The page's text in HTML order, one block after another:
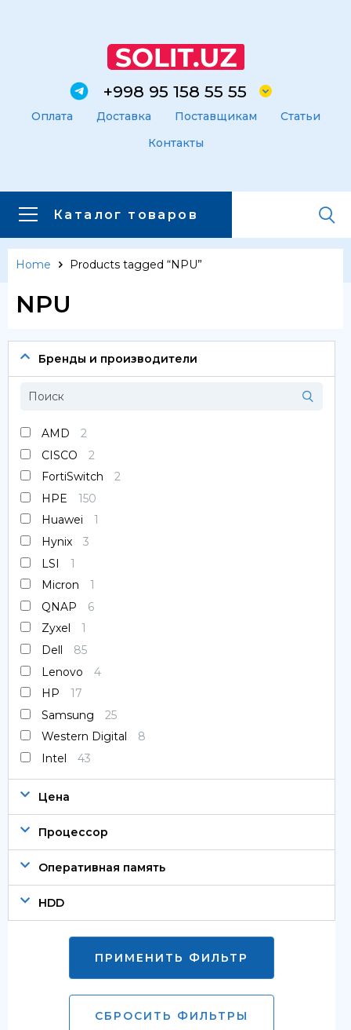
+998 95 158 55 55
Оплата Доставка Поставщикам
Статьи
Контакты
Каталог товаров
Каталог товаров
Сервера
Системы хранения данных
Серверные комплектующие
Оперативная память
SAS диски
SATA диски
Блоки питания
Коммутаторы
Home Products tagged “NPU”
NPU
Бренды и производители
AMD
2
CISCO
2
FortiSwitch
2
HPE
150
Huawei
1
Hynix
3
LSI
1
Micron
1
QNAP
6
Zyxel
1
Dell
85
Lenovo
4
HP
17
Samsung
25
Western Digital
8
Intel
43
Цена
Процессор
Оперативная память
HDD
ПРИМЕНИТЬ ФИЛЬТР
СБРОСИТЬ ФИЛЬТРЫ